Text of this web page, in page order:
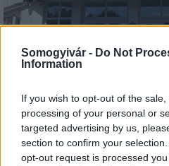
Somogyivár - Do Not
Information
If you wish to opt-out of the
processing of your personal or
targeted advertising by us,
section to confirm your
opt-out request is processed
Kecskeméten is szakirányú